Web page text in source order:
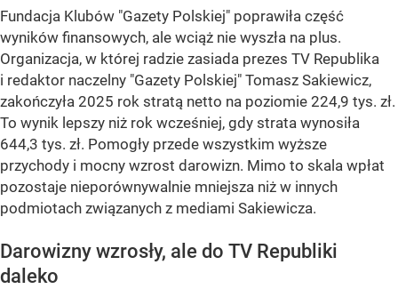
Fundacja Klubów "Gazety Polskiej" poprawiła część
wyników finansowych, ale wciąż nie wyszła na plus.
Organizacja, w której radzie zasiada prezes TV Republika
i redaktor naczelny "Gazety Polskiej" Tomasz Sakiewicz,
zakończyła 2025 rok stratą netto na poziomie 224,9 tys. zł.
To wynik lepszy niż rok wcześniej, gdy strata wynosiła
644,3 tys. zł. Pomogły przede wszystkim wyższe
przychody i mocny wzrost darowizn. Mimo to skala wpłat
pozostaje nieporównywalnie mniejsza niż w innych
podmiotach związanych z mediami Sakiewicza.
Darowizny wzrosły, ale do TV Republiki
daleko